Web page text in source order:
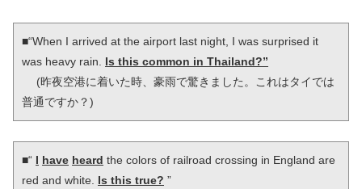
■“When I arrived at the airport last night, I was surprised it
was heavy rain. Is this common in Thailand?”
普通ですか？)
■“ I have heard the colors of railroad crossing in England are
red and white. Is this true? ”